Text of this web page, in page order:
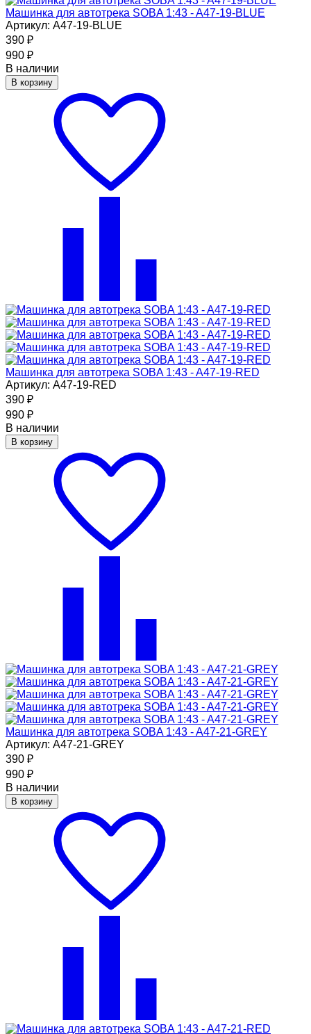
Машинка для автотрека SOBA 1:43 - A47-19-BLUE
Артикул: A47-19-BLUE
390 ₽
990 ₽
В наличии
В корзину
Машинка для автотрека SOBA 1:43 - A47-19-RED
Артикул: A47-19-RED
390 ₽
990 ₽
В наличии
В корзину
Машинка для автотрека SOBA 1:43 - A47-21-GREY
Артикул: A47-21-GREY
390 ₽
990 ₽
В наличии
В корзину